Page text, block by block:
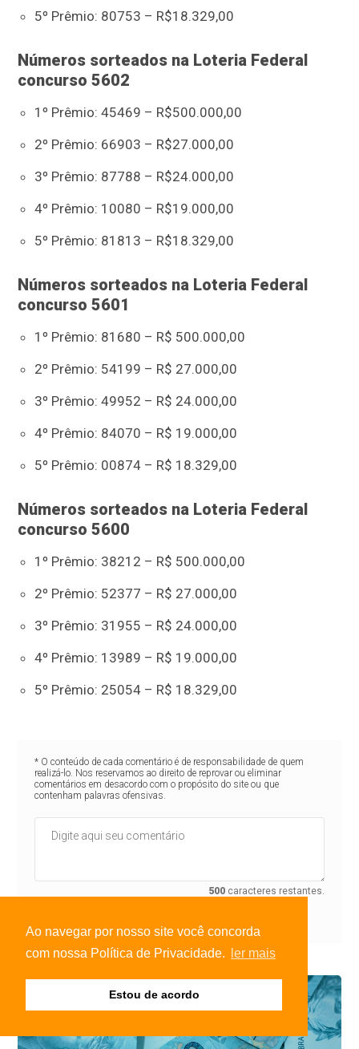
Ao navegar por nosso site você concorda
com nossa Política de Privacidade.
ler mais
Estou de acordo
5º Prêmio: 80753 – R$18.329,00
Números sorteados na Loteria Federal
concurso 5602
1º Prêmio: 45469 – R$500.000,00
2º Prêmio: 66903 – R$27.000,00
3º Prêmio: 87788 – R$24.000,00
4º Prêmio: 10080 – R$19.000,00
5º Prêmio: 81813 – R$18.329,00
Números sorteados na Loteria Federal
concurso 5601
1º Prêmio: 81680 – R$ 500.000,00
2º Prêmio: 54199 – R$ 27.000,00
3º Prêmio: 49952 – R$ 24.000,00
4º Prêmio: 84070 – R$ 19.000,00
5º Prêmio: 00874 – R$ 18.329,00
Números sorteados na Loteria Federal
concurso 5600
1º Prêmio: 38212 – R$ 500.000,00
2º Prêmio: 52377 – R$ 27.000,00
3º Prêmio: 31955 – R$ 24.000,00
4º Prêmio: 13989 – R$ 19.000,00
5º Prêmio: 25054 – R$ 18.329,00
* O conteúdo de cada comentário é de responsabilidade de quem
realizá-lo. Nos reservamos ao direito de reprovar ou eliminar
comentários em desacordo com o propósito do site ou que
contenham palavras ofensivas.
500 caracteres restantes.